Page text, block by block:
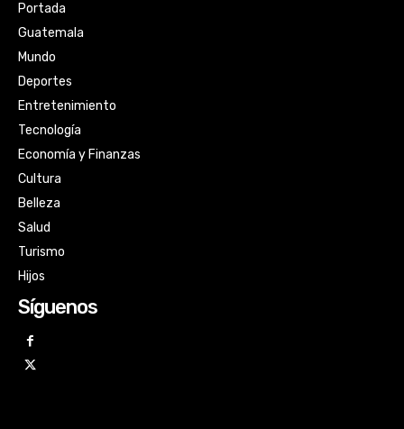
Portada
Guatemala
Mundo
Deportes
Entretenimiento
Tecnología
Economía y Finanzas
Cultura
Belleza
Salud
Turismo
Hijos
Síguenos